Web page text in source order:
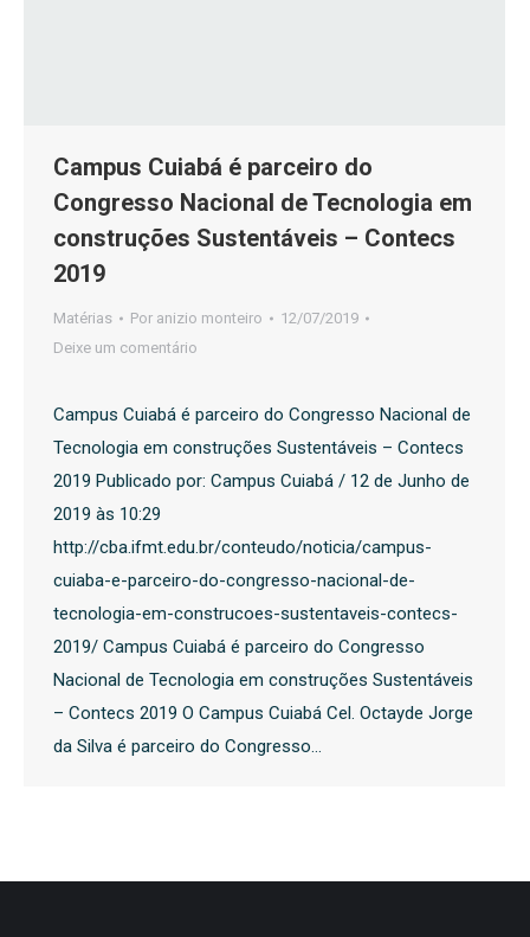
Campus Cuiabá é parceiro do
Congresso Nacional de Tecnologia em
construções Sustentáveis – Contecs
2019
Matérias Por anizio monteiro
12/07/2019
Deixe um comentário
Campus Cuiabá é parceiro do Congresso Nacional de
Tecnologia em construções Sustentáveis – Contecs
2019 Publicado por: Campus Cuiabá / 12 de Junho de
2019 às 10:29
http://cba.ifmt.edu.br/conteudo/noticia/campus-
cuiaba-e-parceiro-do-congresso-nacional-de-
tecnologia-em-construcoes-sustentaveis-contecs-
2019/ Campus Cuiabá é parceiro do Congresso
Nacional de Tecnologia em construções Sustentáveis
– Contecs 2019 O Campus Cuiabá Cel. Octayde Jorge
da Silva é parceiro do Congresso…